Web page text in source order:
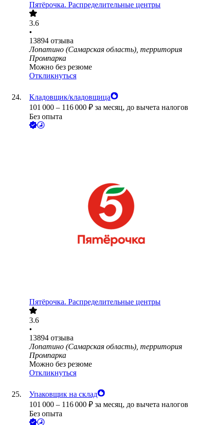
Пятёрочка. Распределительные центры
3.6
•
13894 отзыва
Лопатино (Самарская область), территория
Промпарка
Можно без резюме
Откликнуться
Кладовщик/кладовщица
101 000 – 116 000 ₽ за месяц, до вычета налогов
Без опыта
Пятёрочка. Распределительные центры
3.6
•
13894 отзыва
Лопатино (Самарская область), территория
Промпарка
Можно без резюме
Откликнуться
Упаковщик на склад
101 000 – 116 000 ₽ за месяц, до вычета налогов
Без опыта